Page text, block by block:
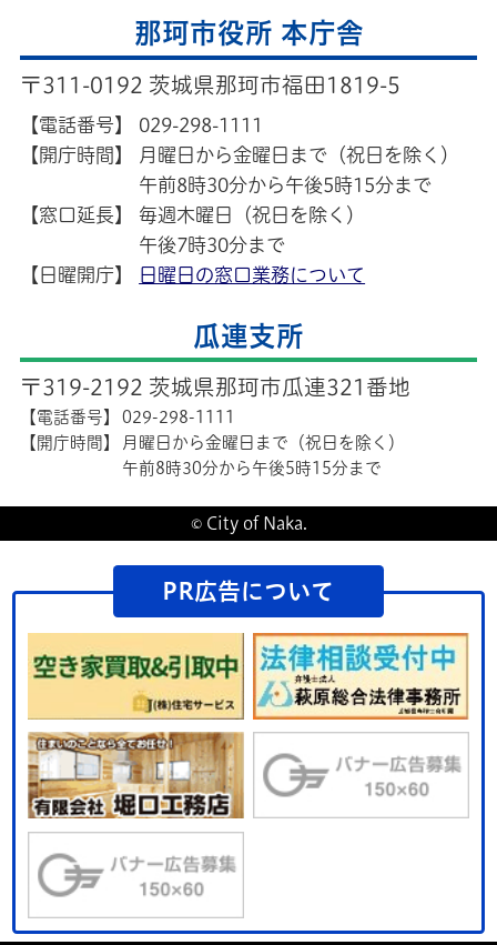
那珂市役所 本庁舎
〒311-0192 茨城県那珂市福田1819-5
【電話番号】
029-298-1111
【開庁時間】
月曜日から金曜日まで（祝日を除く）
午前8時30分から午後5時15分まで
【窓口延長】
毎週木曜日（祝日を除く）
午後7時30分まで
【日曜開庁】
日曜日の窓口業務について
瓜連支所
〒319-2192 茨城県那珂市瓜連321番地
【電話番号】
029-298-1111
【開庁時間】
月曜日から金曜日まで（祝日を除く）
午前8時30分から午後5時15分まで
© City of Naka.
PR広告について